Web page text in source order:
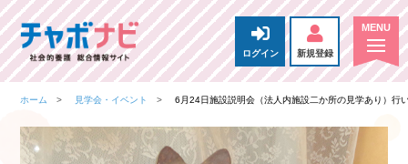
ログイン 新規登録
ホーム 見学会・イベント 6月24日施設説明会（法人内施設二か所の見学あり）行